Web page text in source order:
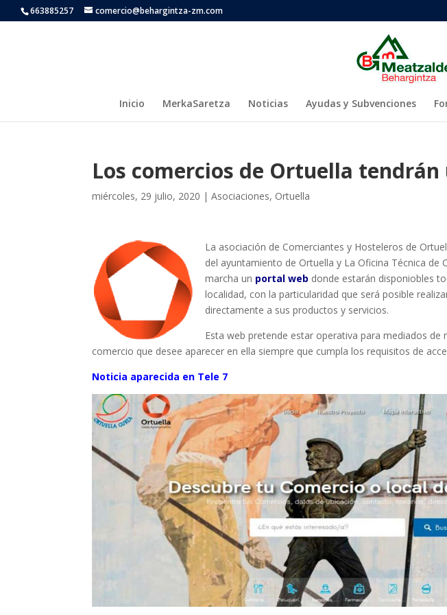
663885257 comercio@behargintza-zm.com
Inicio MerkaSaretza Noticias Ayudas y Subvenciones
Los comercios de Ortuella
miércoles, 29 julio, 2020 |Asociaciones, Ortuella
La asociación de Comerciantes y Hosteleros de
del ayuntamiento de Ortuella y La Oficina Técnica de
marcha un portal web donde estarán disponiobles
localidad, con la particularidad que será posible
directamente a sus productos y servicios.
Esta web pretende estar operativa para mediados
comercio que desee aparecer en ella siempre que cumpla los requisitos de
Noticia aparecida en Tele 7